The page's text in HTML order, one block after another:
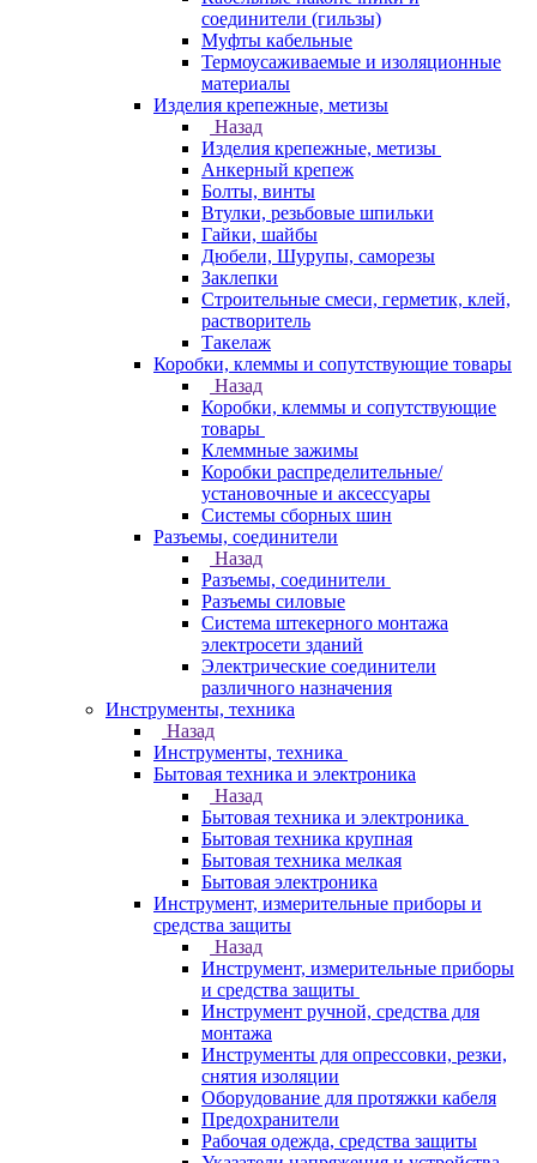
соединители (гильзы)
Муфты кабельные
Термоусаживаемые и изоляционные
материалы
Изделия крепежные, метизы
Назад
Изделия крепежные, метизы
Анкерный крепеж
Болты, винты
Втулки, резьбовые шпильки
Гайки, шайбы
Дюбели, Шурупы, саморезы
Заклепки
Строительные смеси, герметик, клей,
растворитель
Такелаж
Коробки, клеммы и сопутствующие товары
Назад
Коробки, клеммы и сопутствующие
товары
Клеммные зажимы
Коробки распределительные/
установочные и аксессуары
Системы сборных шин
Разъемы, соединители
Назад
Разъемы, соединители
Разъемы силовые
Система штекерного монтажа
электросети зданий
Электрические соединители
различного назначения
Инструменты, техника
Назад
Инструменты, техника
Бытовая техника и электроника
Назад
Бытовая техника и электроника
Бытовая техника крупная
Бытовая техника мелкая
Бытовая электроника
Инструмент, измерительные приборы и
средства защиты
Назад
Инструмент, измерительные приборы
и средства защиты
Инструмент ручной, средства для
монтажа
Инструменты для опрессовки, резки,
снятия изоляции
Оборудование для протяжки кабеля
Предохранители
Рабочая одежда, средства защиты